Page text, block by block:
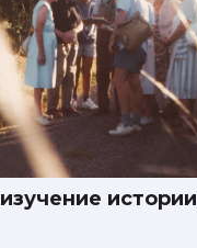
истории